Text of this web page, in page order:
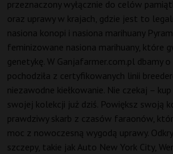
przeznaczony wyłącznie do celów
oraz uprawy w krajach, gdzie jest to
nasiona konopi i nasiona marihuany
feminizowane nasiona marihuany, które
genetykę. W Ganjafarmer.com.pl dbamy
pochodziła z certyfikowanych linii
niezawodne kiełkowanie. Nie czekaj –
swojej kolekcji już dziś. Powiększ swoją
prawdziwy skarb z czasów faraonów,
moc z nowoczesną wygodą uprawy.
szczepy, takie jak Auto New York City,